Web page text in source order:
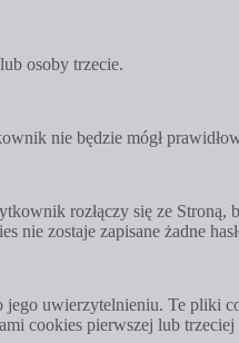
osoby trzecie.
nie będzie mógł
rozłączy się ze
zostaje zapisane żadne
uwierzytelnieniu. Te pliki
cookies pierwszej lub trzeciej